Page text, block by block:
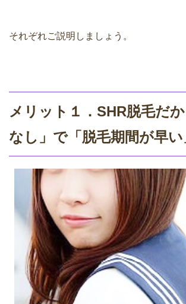
それぞれご説明しましょう。
メリット１．SHR脱毛だ
なし」で「脱毛期間が早い